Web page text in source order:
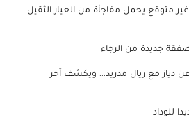
متوقع يحمل مفاجأة من العيار الثقيل
جديدة من الرجاء
دياز مع ريال مدريد... ويكشف آخر
للوداد